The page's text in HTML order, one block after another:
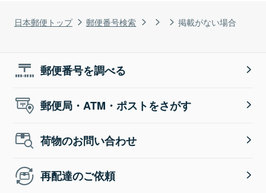
日本郵便トップ 郵便番号検索 掲載がない場合
郵便番号を調べる
郵便局・ATM・ポストをさがす
荷物のお問い合わせ
再配達のご依頼